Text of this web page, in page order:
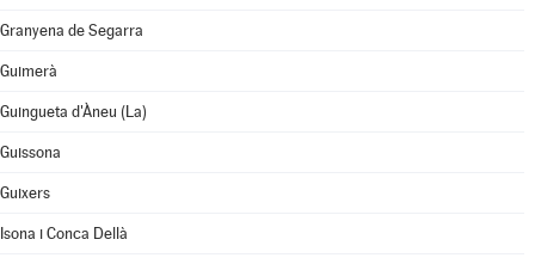
Granyena de Segarra
Guimerà
Guingueta d'Àneu (La)
Guissona
Guixers
Isona i Conca Dellà